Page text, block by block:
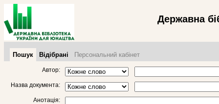
Державна
Пошук Відібрані Персональний кабінет
Автор:
Назва документа:
Анотація: